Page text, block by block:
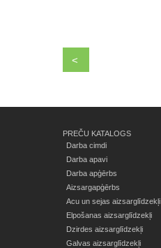
<
PREČU KATALOGS
Darba cimdi
Darba apavi
Darba apģērbs
Aizsargapģērbs
Acu un sejas aizsarglīdzekļi
Elpošanas aizsarglīdzekļi
Dzirdes aizsarglīdzekļi
Galvas aizsarglīdzekļi